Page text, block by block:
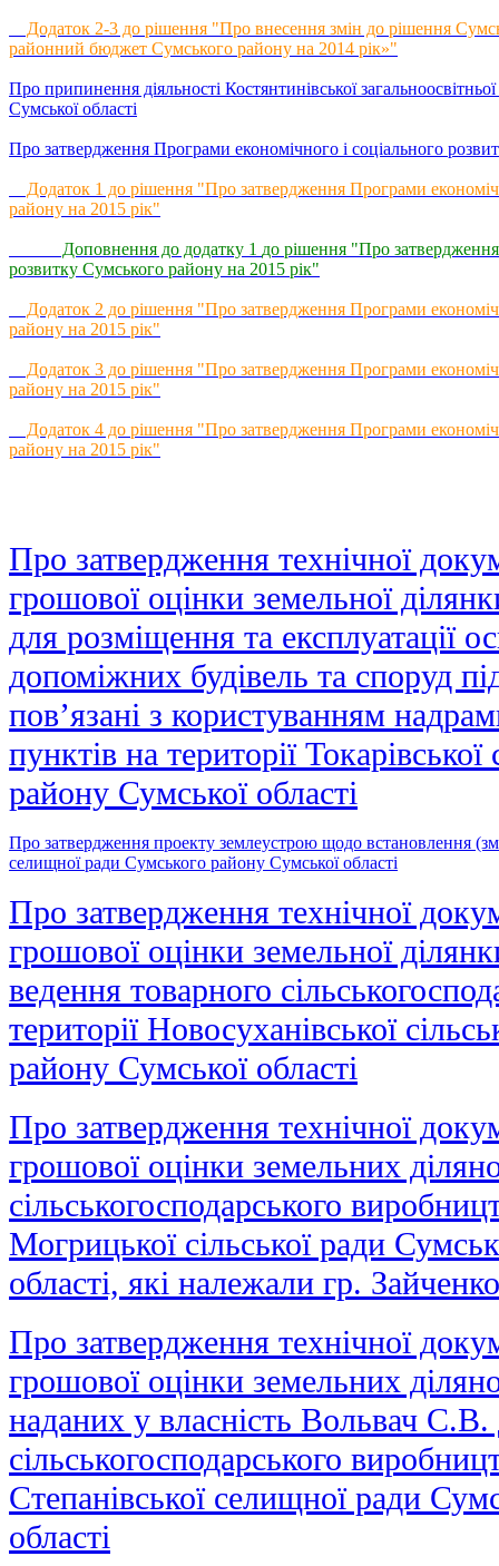
Додаток 2-3 до рішення "Про внесення змін до рішення
районний бюджет Сумського району на 2014 рік»"
Про припинення діяльності Костянтинівської
Сумської області
Про затвердження Програми економічного і соціального
Додаток 1 до рішення "Про затвердження Програми
району на 2015 рік"
Доповнення до додатку 1 до рішення "Про
розвитку Сумського району на 2015 рік"
Додаток 2 до рішення "Про затвердження Програми
району на 2015 рік"
Додаток 3 до рішення "Про затвердження Програми
району на 2015 рік"
Додаток 4 до рішення "Про затвердження Програми
району на 2015 рік"
Про затвердження технічної
грошової оцінки земельної
для розміщення та експлуатації
допоміжних будівель та споруд
пов’язані з користуванням
пунктів на території
району Сумської області
Про затвердження проекту землеустрою щодо встановлення
селищної ради Сумського району Сумської області
Про затвердження технічної
грошової оцінки земельної
ведення товарного
території Новосуханівської
району Сумської області
Про затвердження технічної
грошової оцінки земельних
сільськогосподарського
Могрицької сільської ради
області, які належали гр.
Про затвердження технічної
грошової оцінки земельних
наданих у власність Вольвач С.В.
сільськогосподарського
Степанівської селищної ради
області